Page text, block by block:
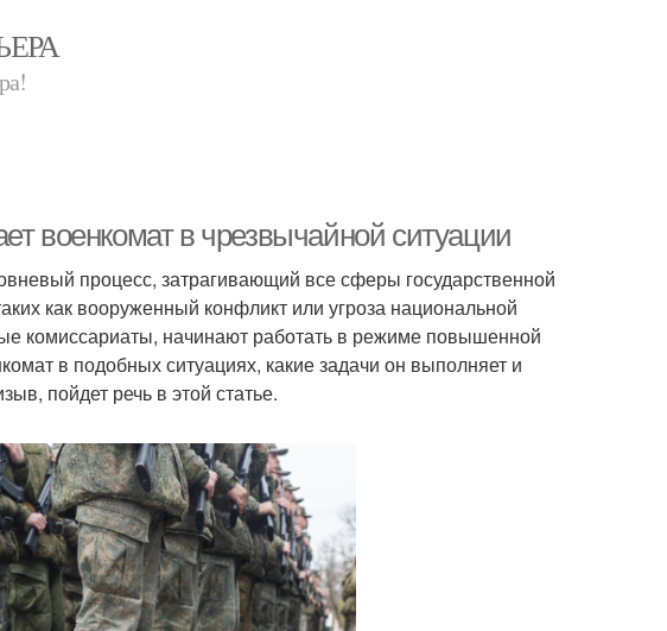
военкомат в чрезвычайной ситуации
процесс, затрагивающий все сферы государственной
как вооруженный конфликт или угроза национальной
комиссариаты, начинают работать в режиме повышенной
в подобных ситуациях, какие задачи он выполняет и
пойдет речь в этой статье.